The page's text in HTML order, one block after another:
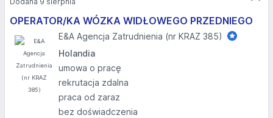
OPERATOR/KA WÓZKA WIDŁOWEGO PRZEDNIEGO
E&A Agencja Zatrudnienia (nr KRAZ 385)
Holandia
umowa o pracę
rekrutacja zdalna
praca od zaraz
bez doświadczenia